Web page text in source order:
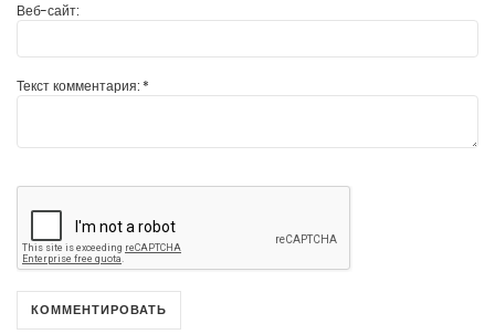
Веб-сайт:
Текст комментария:*